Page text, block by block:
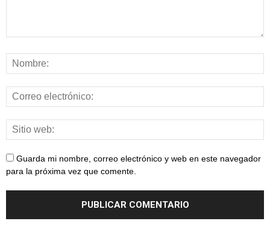
Guarda mi nombre, correo electrónico y web en este navegador
para la próxima vez que comente.